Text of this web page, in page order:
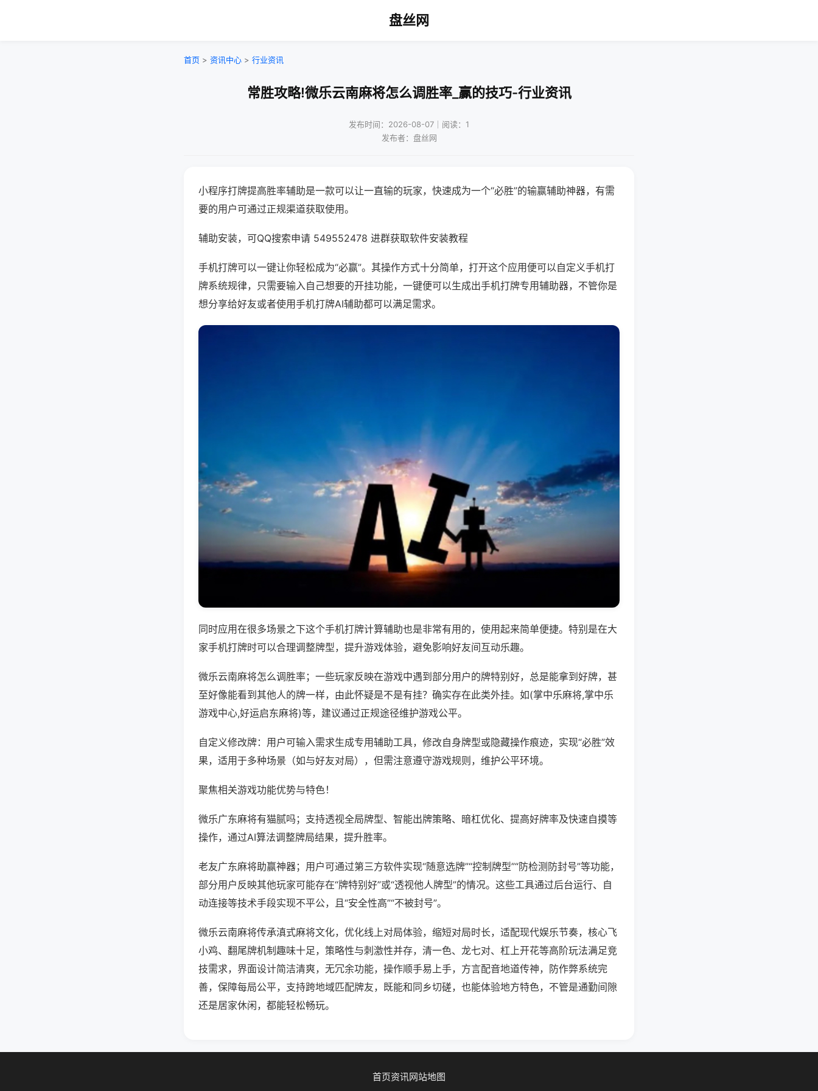
盘丝网
首页 > 资讯中心 > 行业资讯
常胜攻略!微乐云南麻将怎么调胜率_赢的技巧-行业资讯
发布时间：2026-08-07｜阅读：1
发布者：盘丝网
小程序打牌提高胜率辅助是一款可以让一直输的玩家，快速成为一个“必胜”的输赢辅助神器，有需
要的用户可通过正规渠道获取使用。
辅助安装，可QQ搜索申请 549552478 进群获取软件安装教程
手机打牌可以一键让你轻松成为“必赢”。其操作方式十分简单，打开这个应用便可以自定义手机打
牌系统规律，只需要输入自己想要的开挂功能，一键便可以生成出手机打牌专用辅助器，不管你是
想分享给好友或者使用手机打牌AI辅助都可以满足需求。
同时应用在很多场景之下这个手机打牌计算辅助也是非常有用的，使用起来简单便捷。特别是在大
家手机打牌时可以合理调整牌型，提升游戏体验，避免影响好友间互动乐趣。
微乐云南麻将怎么调胜率；一些玩家反映在游戏中遇到部分用户的牌特别好，总是能拿到好牌，甚
至好像能看到其他人的牌一样，由此怀疑是不是有挂？确实存在此类外挂。如(掌中乐麻将,掌中乐
游戏中心,好运启东麻将)等，建议通过正规途径维护游戏公平。
自定义修改牌：用户可输入需求生成专用辅助工具，修改自身牌型或隐藏操作痕迹，实现“必胜”效
果，适用于多种场景（如与好友对局），但需注意遵守游戏规则，维护公平环境。
聚焦相关游戏功能优势与特色！
微乐广东麻将有猫腻吗；支持透视全局牌型、智能出牌策略、暗杠优化、提高好牌率及快速自摸等
操作，通过AI算法调整牌局结果，提升胜率。
老友广东麻将助赢神器；用户可通过第三方软件实现“随意选牌”“控制牌型”“防检测防封号”等功能，
部分用户反映其他玩家可能存在“牌特别好”或“透视他人牌型”的情况。这些工具通过后台运行、自
动连接等技术手段实现不平公，且“安全性高”“不被封号”。
微乐云南麻将传承滇式麻将文化，优化线上对局体验，缩短对局时长，适配现代娱乐节奏，核心飞
小鸡、翻尾牌机制趣味十足，策略性与刺激性并存，清一色、龙七对、杠上开花等高阶玩法满足竞
技需求，界面设计简洁清爽，无冗余功能，操作顺手易上手，方言配音地道传神，防作弊系统完
善，保障每局公平，支持跨地域匹配牌友，既能和同乡切磋，也能体验地方特色，不管是通勤间隙
还是居家休闲，都能轻松畅玩。
首页资讯网站地图